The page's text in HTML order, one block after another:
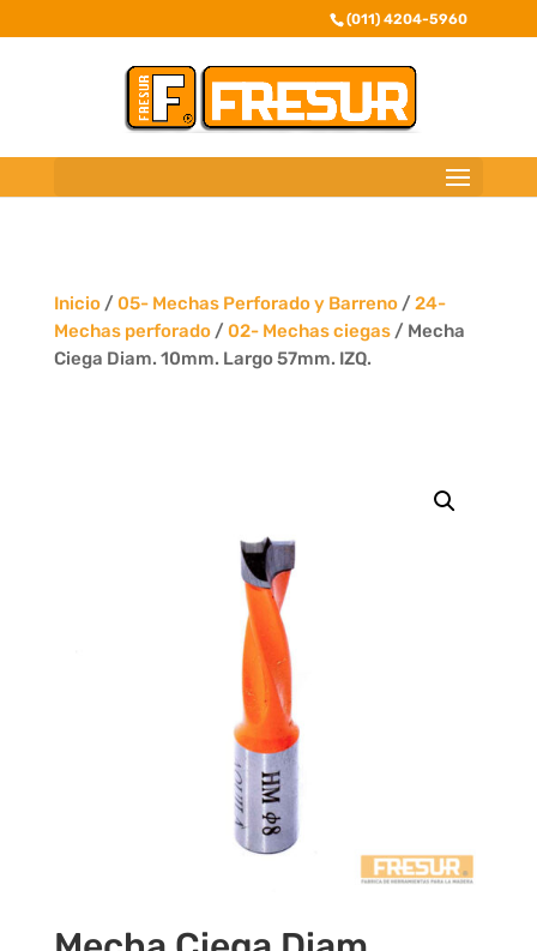
(011) 4204-5960
Inicio/ 05- Mechas Perforado y Barreno/ 24-
Mechas perforado/ 02- Mechas ciegas/ Mecha
Ciega Diam. 10mm. Largo 57mm. IZQ.